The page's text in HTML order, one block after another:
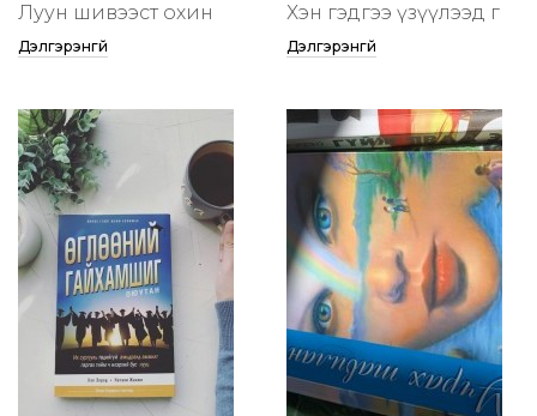
Луун шивээст охин
Дэлгэрэнгүй
Хэн гэдгээ үзүүлээд өг
Дэлгэрэнгүй